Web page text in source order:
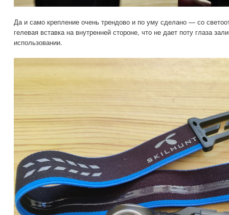
Да и само крепление очень трендово и по уму сделано — со
гелевая вставка на внутренней стороне, что не дает поту глаза
использовании.